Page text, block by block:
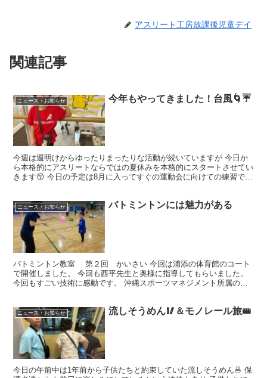
アスリート工房放課後児童デイ
関連記事
ニュース・お知らせ 今年もやってきました！台風🌀☔
今週は週明けからゆったりまったりな活動が続いていますが 今日か
ら本格的にアスリートならではの夏休みを本格的にスタートさせてい
きます😚 今日の予定は8月に入ってすぐの運動会に向けての練習で
ニュース・お知らせ バトミントンには魅力がある
バトミントン教室 第２回 かいさい 今回は浦添の体育館のコート
で開催しました。 今回も西平先生と奥様に指導してもらいました。
今回もすごい技術に感動です。 沖縄スポーツマネジメント所属の先
ニュース・お知らせ 流しそうめん🥢＆モノレール旅🚝
今日の午前中は1年前から子供たちと約束していた流しそうめん🍜 保